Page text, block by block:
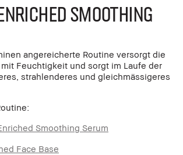
Smoothing
angereicherte Routine versorgt die
mit Feuchtigkeit und sorgt im Laufe der
strahlenderes und gleichmässigeres
Smoothing Serum
Face Base